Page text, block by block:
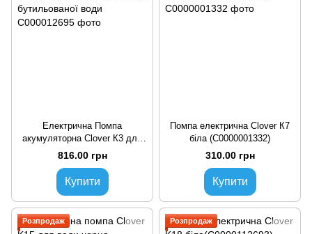
Електрична Помпа
акумуляторна Clover К3 для
бутильованої води
816.00 грн
Купити
Помпа електрична Clover К7
біла (C0000001332)
310.00 грн
Купити
Розпродаж Розпродаж